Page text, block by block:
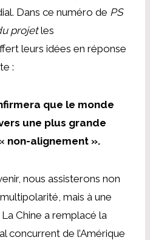
Dans ce numéro de PS
projetles
leurs idées en réponse
:
que le monde
une plus grande
non-alignement ».
nous assisterons non
mais à une
Chine a remplacé la
concurrent de l’Amérique